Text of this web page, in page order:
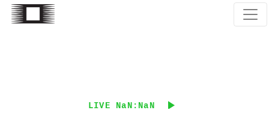
Direkt
zum
LIVE NaN:NaN